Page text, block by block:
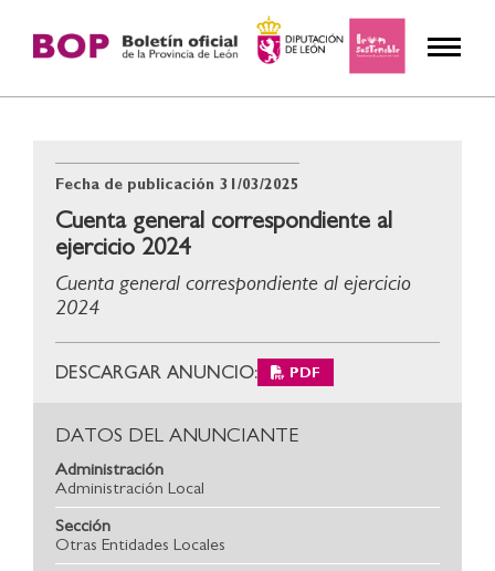
Cuenta general correspondiente al
ejercicio 2024
Cuenta general correspondiente al ejercicio
2024
Fecha de publicación 31/03/2025
DESCARGAR ANUNCIO: PDF
DATOS DEL ANUNCIANTE
Administración
Administración Local
Sección
Otras Entidades Locales